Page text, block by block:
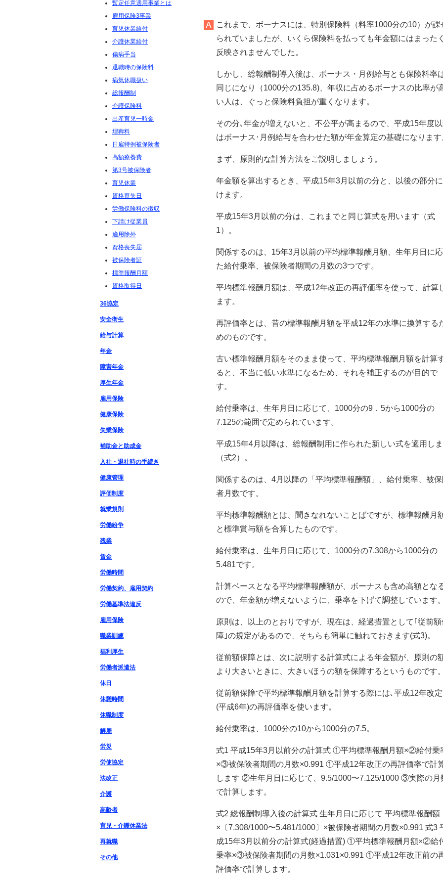
これまで、ボーナスには、特別保険料（料率1000分の10）が課
られていましたが、いくら保険料を払っても年金額にはまったく
反映されませんでした。
しかし、総報酬制導入後は、ボーナス・月例給与とも保険料率
同じになり（1000分の135.8)、年収に占めるボーナスの比率が
い人は、ぐっと保険料負担が重くなります。
その分､年金が増えないと、不公平が高まるので、平成15年度
はボーナス･月例給与を合わせた額が年金算定の基礎になります
まず、原則的な計算方法をご説明しましょう。
年金額を算出するとき、平成15年3月以前の分と、以後の部分
けます。
平成15年3月以前の分は、これまでと同じ算式を用います（式
1）。
関係するのは、15年3月以前の平均標準報酬月額、生年月日に
た給付乗率、被保険者期間の月数の3つです。
平均標準報酬月額は、平成12年改正の再評価率を使って、計算
ます。
再評価率とは、昔の標準報酬月額を平成12年の水準に換算する
めのものです。
古い標準報酬月額をそのまま使って、平均標準報酬月額を計算
ると、不当に低い水準になるため、それを補正するのが目的で
す。
給付乗率は、生年月日に応じて、1000分の9．5から1000分の
7.125の範囲で定められています。
平成15年4月以降は、総報酬制用に作られた新しい式を適用し
（式2）。
関係するのは、4月以降の「平均標準報酬額」、給付乗率、被保
者月数です。
平均標準報酬額とは、聞きなれないことばですが、標準報酬月
と標準賞与額を合算したものです。
給付乗率は、生年月日に応じて、1000分の7.308から1000分の
5.481です。
計算ベースとなる平均標準報酬額が、ボーナスも含め高額とな
ので、年金額が増えないように、乗率を下げて調整しています。
原則は、以上のとおりですが、現在は、経過措置として｢従前額
障｣の規定があるので、そちらも簡単に触れておきます(式3)。
従前額保障とは、次に説明する計算式による年金額が、原則の
より大きいときに、大きいほうの額を保障するというものです。
従前額保障で平均標準報酬月額を計算する際には､平成12年改
(平成6年)の再評価率を使います。
給付乗率は、1000分の10から1000分の7.5。
式1 平成15年3月以前分の計算式 ①平均標準報酬月額×②給付乗
×③被保険者期間の月数×0.991 ①平成12年改正の再評価率で計
します ②生年月日に応じて、9.5/1000〜7.125/1000 ③実際の月
で計算します。
式2 総報酬制導入後の計算式 生年月日に応じて 平均標準報酬額
×〔7.308/1000〜5.481/1000〕×被保険者期間の月数×0.991 式3
成15年3月以前分の計算式(経過措置) ①平均標準報酬月額×②給
乗率×③被保険者期間の月数×1.031×0.991 ①平成12年改正前の
評価率で計算します。
暫定任意適用事業とは
雇用保険3事業
育児休業給付
介護休業給付
傷病手当
退職時の保険料
病気休職扱い
総報酬制
介護保険料
出産育児一時金
埋葬料
日雇特例被保険者
高額療養費
第3号被保険者
育児休業
資格喪失日
労働保険料の徴収
下請け従業員
適用除外
資格喪失届
被保険者証
標準報酬月額
資格取得日
36協定
安全衛生
給与計算
年金
障害年金
厚生年金
雇用保険
健康保険
失業保険
補助金と助成金
入社・退社時の手続き
健康管理
評価制度
就業規則
労働紛争
残業
賃金
労働時間
労働契約、雇用契約
労働基準法違反
雇用保険
職業訓練
福利厚生
労働者派遣法
休日
休憩時間
休職制度
解雇
労災
労使協定
法改正
介護
高齢者
育児・介護休業法
再就職
その他